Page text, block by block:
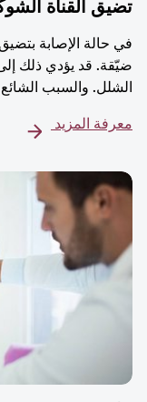
تضيق القناة
في حالة الإصابة
ضيّقة. قد يؤدي ذلك
الشلل. والسبب
معرفة المزيد